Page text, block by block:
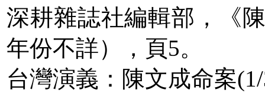
深耕雜誌社編輯部，《
年份不詳），頁5。
台灣演義：陳文成命案